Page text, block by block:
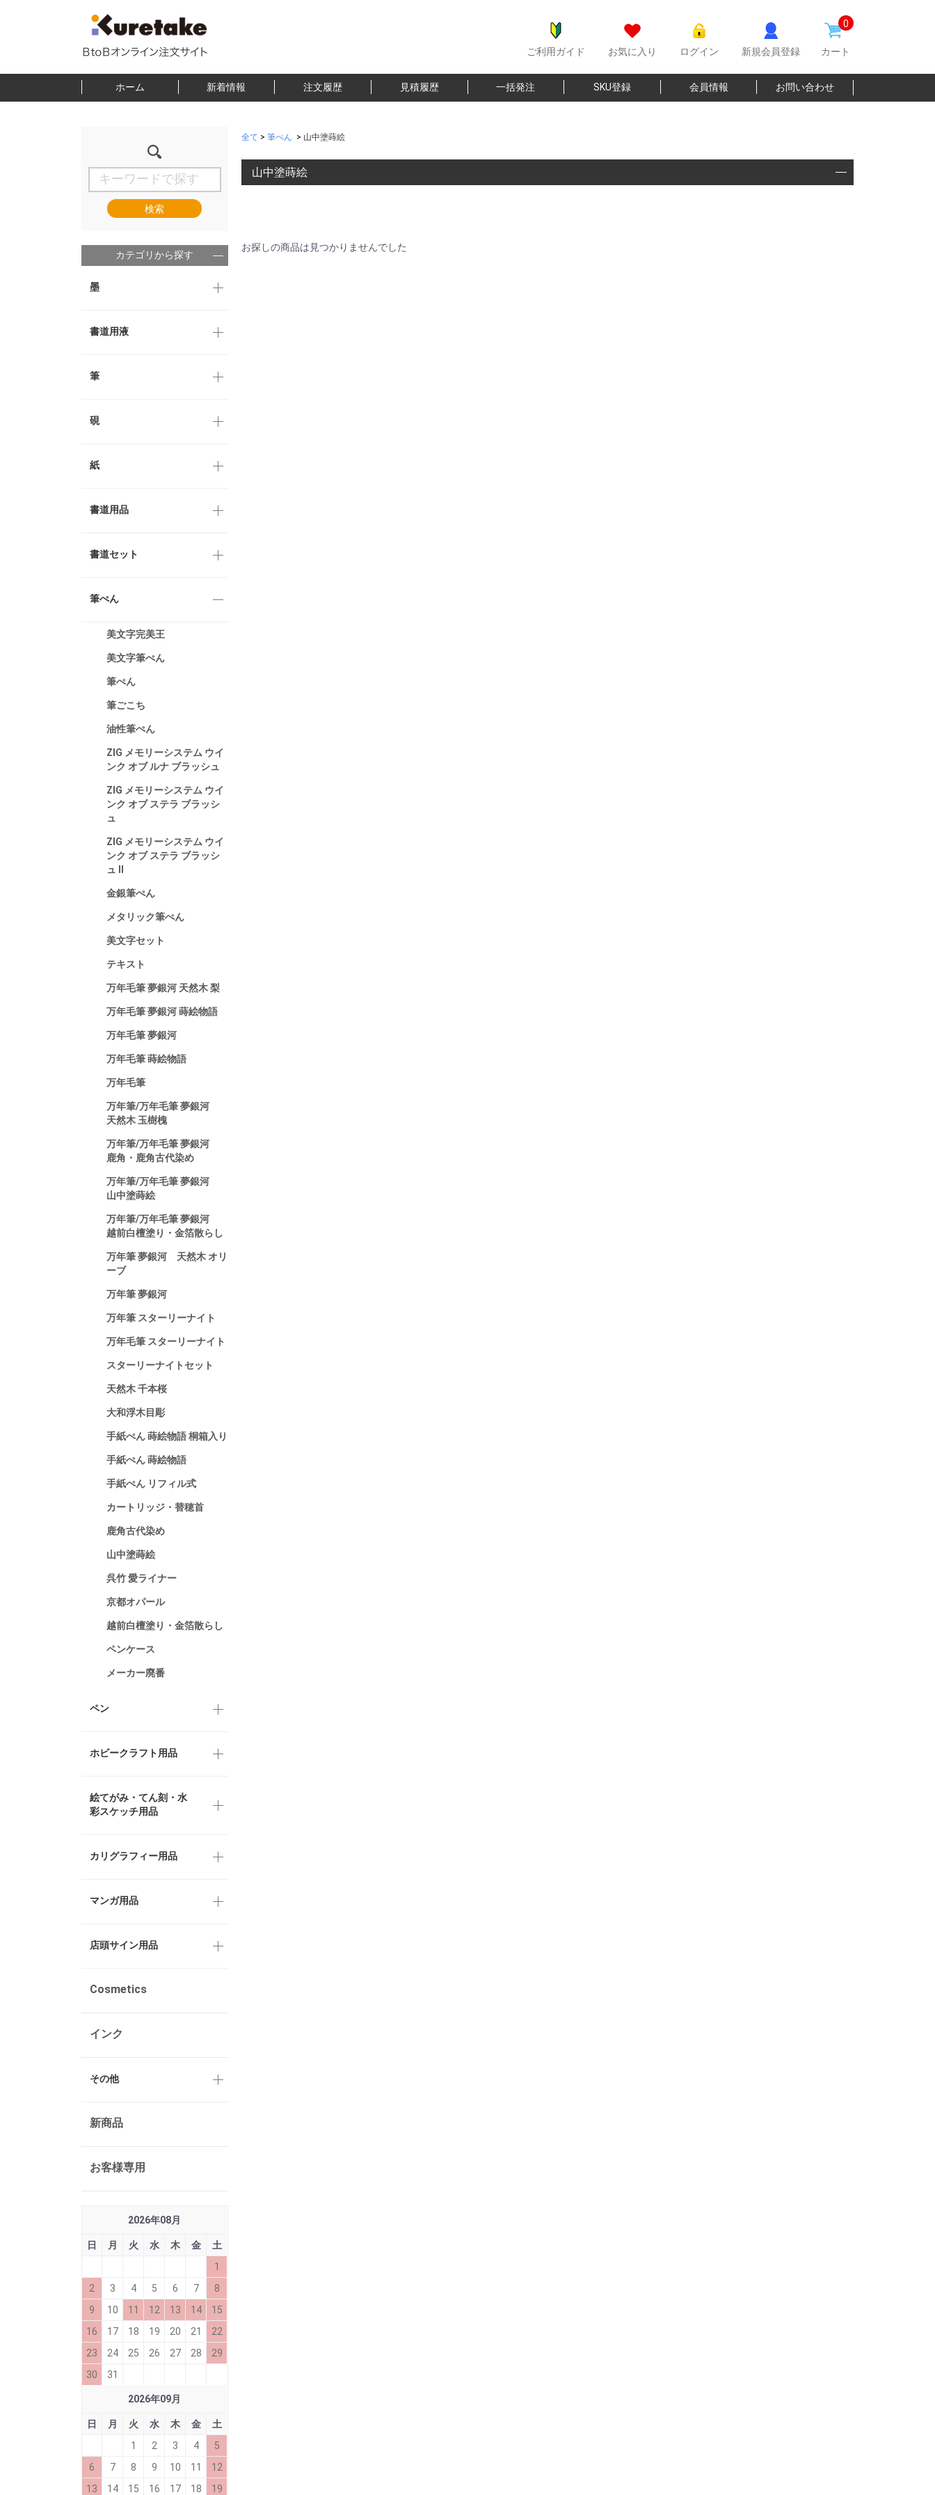
ご利用ガイド お気に入り ログイン 新規会員登録
0
カート
ホーム 新着情報 注文履歴 見積履歴 一括発注 SKU登録 会員情報 お問い合わせ
検索
カテゴリから探す
墨
書道用液
筆
硯
紙
書道用品
書道セット
筆ぺん
美文字完美王
美文字筆ぺん
筆ぺん
筆ごこち
油性筆ぺん
ZIG メモリーシステム ウイ
ンク オブ ルナ ブラッシュ
ZIG メモリーシステム ウイ
ンク オブ ステラ ブラッシ
ュ
ZIG メモリーシステム ウイ
ンク オブ ステラ ブラッシ
ュ Ⅱ
金銀筆ぺん
メタリック筆ぺん
美文字セット
テキスト
万年毛筆 夢銀河 天然木 梨
万年毛筆 夢銀河 蒔絵物語
万年毛筆 夢銀河
万年毛筆 蒔絵物語
万年毛筆
万年筆/万年毛筆 夢銀河
天然木 玉樹槐
万年筆/万年毛筆 夢銀河
鹿角・鹿角古代染め
万年筆/万年毛筆 夢銀河
山中塗蒔絵
万年筆/万年毛筆 夢銀河
越前白檀塗り・金箔散らし
万年筆 夢銀河 天然木 オリ
ーブ
万年筆 夢銀河
万年筆 スターリーナイト
万年毛筆 スターリーナイト
スターリーナイトセット
天然木 千本桜
大和浮木目彫
手紙ぺん 蒔絵物語 桐箱入り
手紙ぺん 蒔絵物語
手紙ぺん リフィル式
カートリッジ・替穂首
鹿角古代染め
山中塗蒔絵
呉竹 愛ライナー
京都オパール
越前白檀塗り・金箔散らし
ペンケース
メーカー廃番
ペン
ホビークラフト用品
絵てがみ・てん刻・水
彩スケッチ用品
カリグラフィー用品
マンガ用品
店頭サイン用品
Cosmetics
インク
その他
新商品
お客様専用
2026年08月
日 月 火 水 木 金
土
1
2
3 4 5 6 7
8
9
10 11 12 13 14
15
16
17 18 19 20 21
22
23
24 25 26 27 28
29
30
31
2026年09月
日 月 火 水 木 金
土
1
2 3 4
5
6
7 8 9 10 11
12
13
14 15 16 17 18 19
全て > 筆ぺん > 山中塗蒔絵
山中塗蒔絵
お探しの商品は見つかりませんでした